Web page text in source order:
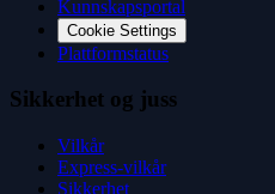
Kunnskapsportal
Cookie Settings
Plattformstatus
Sikkerhet og juss
Vilkår
Express-vilkår
Sikkerhet